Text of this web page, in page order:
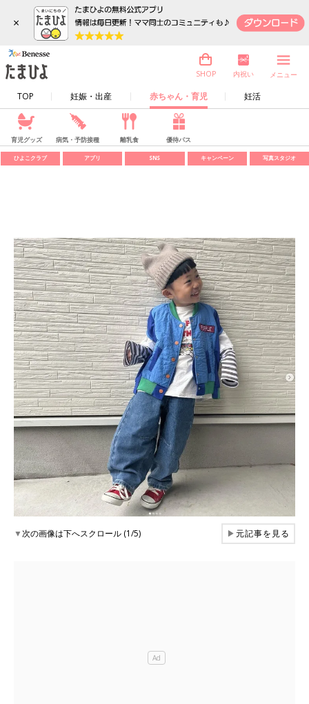
×
TOP 妊娠・出産 赤ちゃん・育児 妊活
SHOP 内祝い メニュー
育児グッズ 病気・予防接種 離乳食 優待パス
ひよこクラブ アプリ SNS キャンペーン 写真スタジオ
▼次の画像は下へスクロール (1/5) ▶元記事を見る